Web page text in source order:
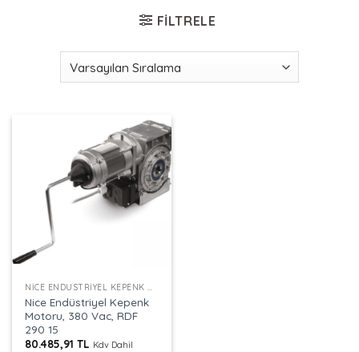
FILTRELE
NICE ENDÜSTRIYEL KEPENK MOTORLARI
Nice Endüstriyel Kepenk
Motoru, 380 Vac, RDF
290 15
80.485,91TL Kdv Dahil